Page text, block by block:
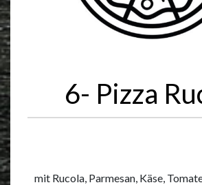
6- Pizza
mit Rucola, Parmesan, Käse,